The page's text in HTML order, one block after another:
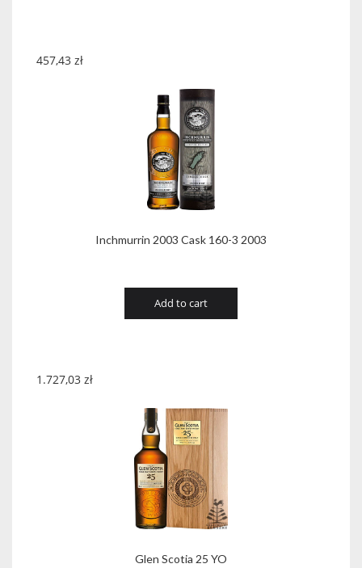
Inchmurrin 2003 Cask 160-3 2003
457,43 zł
Add to cart
Glen Scotia 25 YO
1.727,03 zł